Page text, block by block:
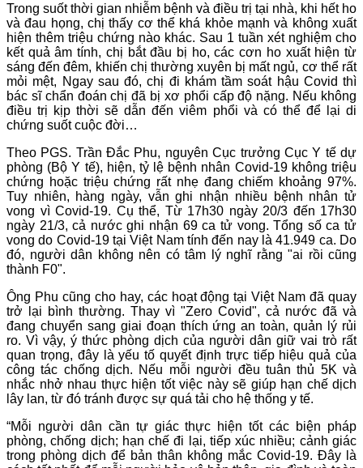
Trong suốt thời gian nhiễm bệnh và điều trị tại nhà, khi hết ho
và đau họng, chị thấy cơ thể khá khỏe mạnh và không xuất
hiện thêm triệu chứng nào khác. Sau 1 tuần xét nghiệm cho
kết quả âm tính, chị bắt đầu bị ho, các cơn ho xuất hiện từ
sáng đến đêm, khiến chị thường xuyên bị mất ngủ, cơ thể rất
mỏi mệt, Ngay sau đó, chị đi khám tầm soát hậu Covid thì
bác sĩ chẩn đoán chị đã bị xơ phổi cấp độ nặng. Nếu không
điều trị kịp thời sẽ dẫn đến viêm phổi và có thể để lại di
chứng suốt cuộc đời…
Theo PGS. Trần Đắc Phu, nguyên Cục trưởng Cục Y tế dự
phòng (Bộ Y tế), hiện, tỷ lệ bệnh nhân Covid-19 không triệu
chứng hoặc triệu chứng rất nhẹ đang chiếm khoảng 97%.
Tuy nhiên, hàng ngày, vẫn ghi nhận nhiều bệnh nhân tử
vong vì Covid-19. Cụ thể, Từ 17h30 ngày 20/3 đến 17h30
ngày 21/3, cả nước ghi nhận 69 ca tử vong. Tổng số ca tử
vong do Covid-19 tại Việt Nam tính đến nay là 41.949 ca. Do
đó, người dân không nên có tâm lý nghĩ rằng "ai rồi cũng
thành F0".
Ông Phu cũng cho hay, các hoạt động tại Việt Nam đã quay
trở lại bình thường. Thay vì "Zero Covid", cả nước đã và
đang chuyển sang giai đoạn thích ứng an toàn, quản lý rủi
ro. Vì vậy, ý thức phòng dịch của người dân giữ vai trò rất
quan trọng, đây là yếu tố quyết định trực tiếp hiệu quả của
công tác chống dịch. Nếu mỗi người đều tuân thủ 5K và
nhắc nhở nhau thực hiện tốt việc này sẽ giúp hạn chế dịch
lây lan, từ đó tránh được sự quá tải cho hệ thống y tế.
“Mỗi người dân cần tự giác thực hiện tốt các biện pháp
phòng, chống dịch; hạn chế đi lại, tiếp xúc nhiều; cảnh giác
trong phòng dịch để bản thân không mắc Covid-19. Đây là